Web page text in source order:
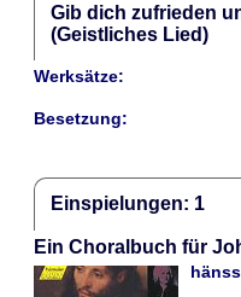
Gib dich zufrieden
(Geistliches Lied)
Werksätze:
Besetzung:
Einspielungen: 1
Ein Choralbuch für